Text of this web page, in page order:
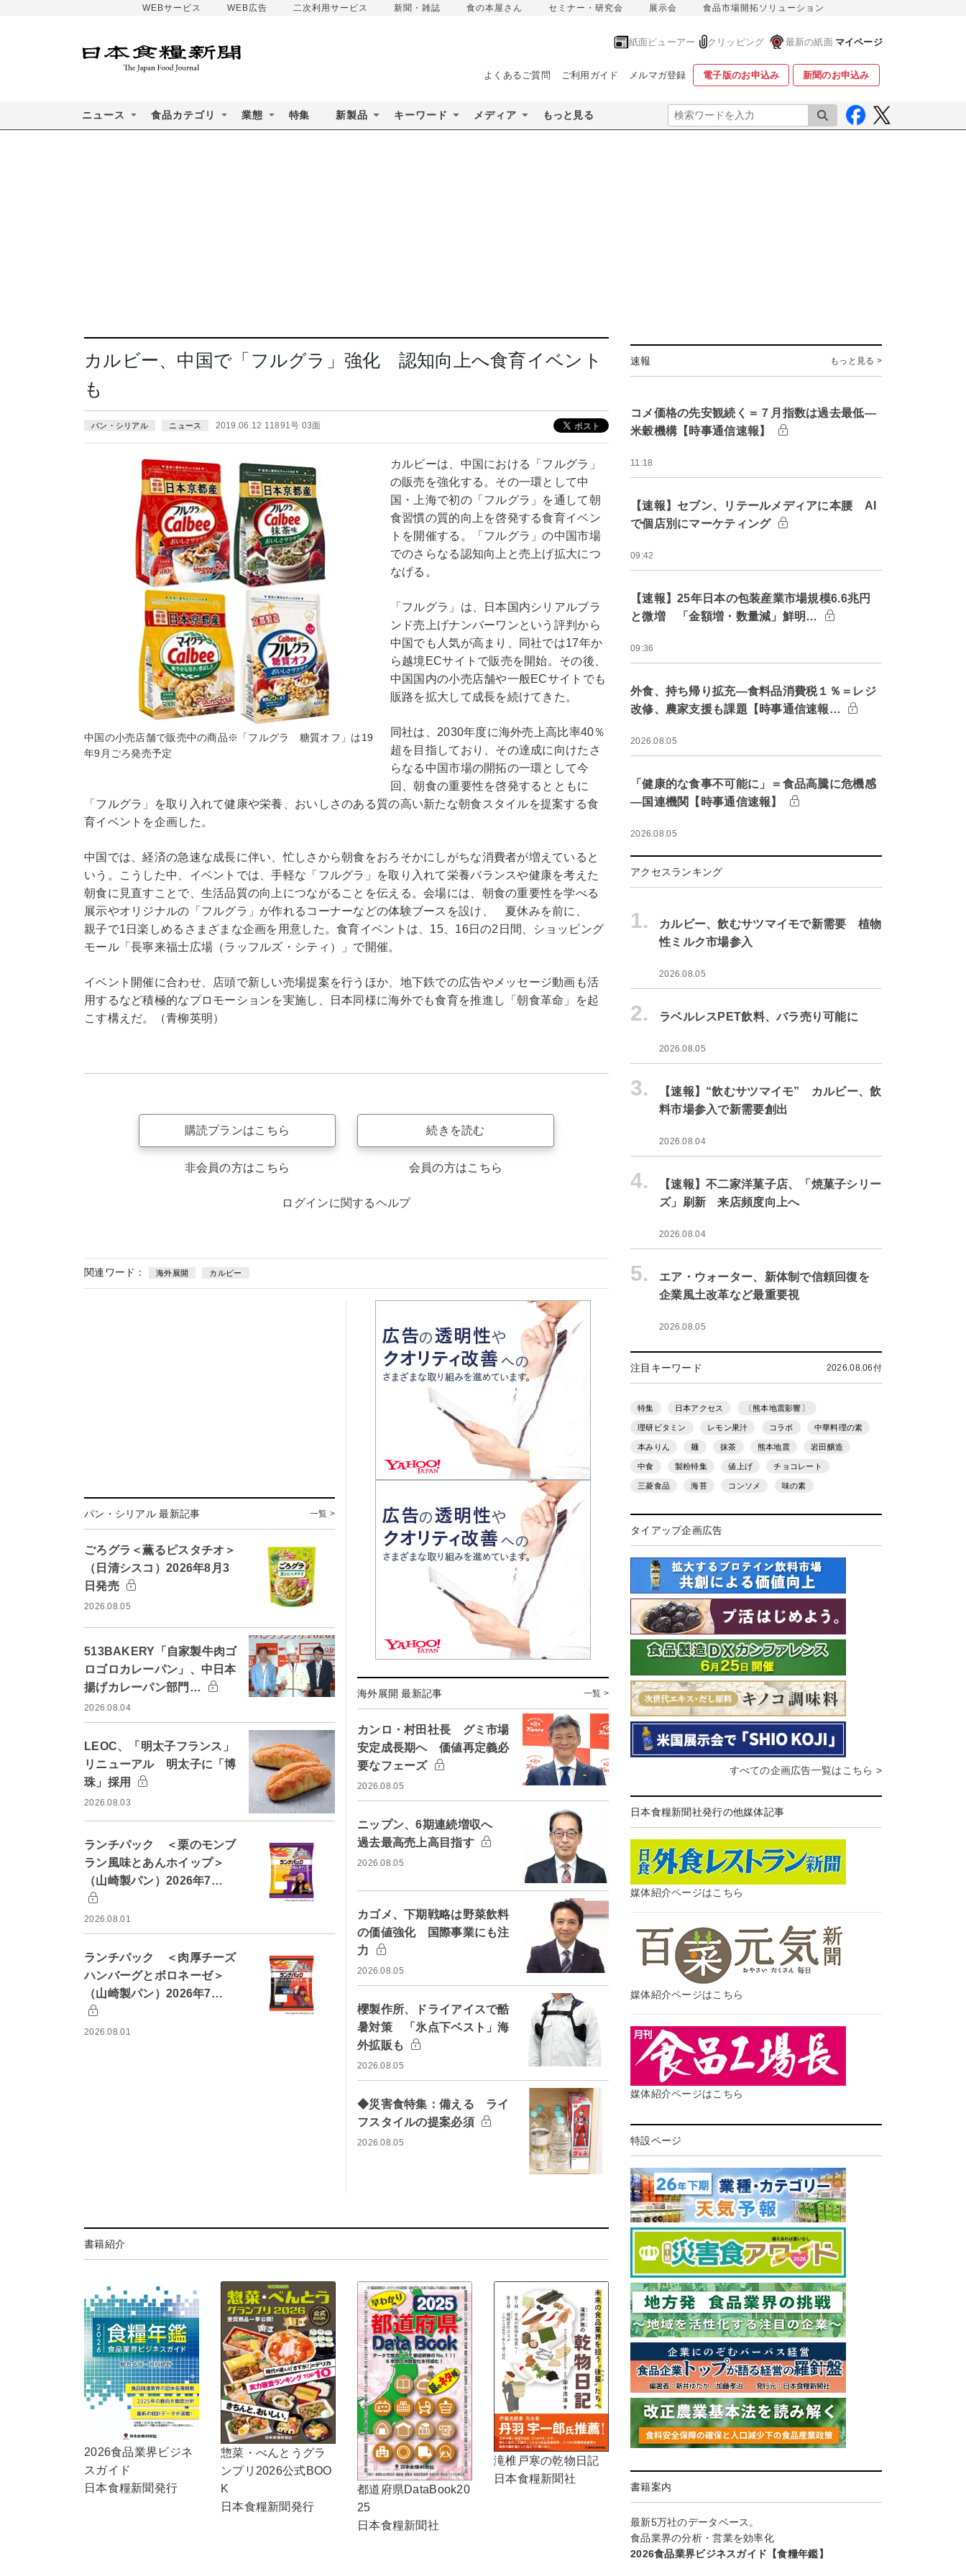
WEBサービス WEB広告 二次利用サービス 新聞・雑誌 食の本屋さん セミナー・研究会 展示会 食品市場開拓ソリューション
紙面ビューアー クリッピング 最新の紙面 マイページ
よくあるご質問 ご利用ガイド メルマガ登録 電子版のお申込み 新聞のお申込み
ニュース 食品カテゴリ 業態 特集 新製品 キーワード メディア もっと見る 検索
カルビー、中国で「フルグラ」強化 認知向上へ食育イベント
も
パン・シリアル ニュース 2019.06.12 11891号 03面
中国の小売店舗で販売中の商品※「フルグラ 糖質オフ」は19
年9月ごろ発売予定
カルビーは、中国における「フルグラ」
の販売を強化する。その一環として中
国・上海で初の「フルグラ」を通して朝
食習慣の質的向上を啓発する食育イベン
トを開催する。「フルグラ」の中国市場
でのさらなる認知向上と売上げ拡大につ
なげる。
「フルグラ」は、日本国内シリアルブラ
ンド売上げナンバーワンという評判から
中国でも人気が高まり、同社では17年か
ら越境ECサイトで販売を開始。その後、
中国国内の小売店舗や一般ECサイトでも
販路を拡大して成長を続けてきた。
同社は、2030年度に海外売上高比率40％
超を目指しており、その達成に向けたさ
らなる中国市場の開拓の一環として今
回、朝食の重要性を啓発するとともに
「フルグラ」を取り入れて健康や栄養、おいしさのある質の高い新たな朝食スタイルを提案する食
育イベントを企画した。
中国では、経済の急速な成長に伴い、忙しさから朝食をおろそかにしがちな消費者が増えていると
いう。こうした中、イベントでは、手軽な「フルグラ」を取り入れて栄養バランスや健康を考えた
朝食に見直すことで、生活品質の向上につながることを伝える。会場には、朝食の重要性を学べる
展示やオリジナルの「フルグラ」が作れるコーナーなどの体験ブースを設け、 夏休みを前に、
親子で1日楽しめるさまざまな企画を用意した。食育イベントは、15、16日の2日間、ショッピング
モール「長寧来福士広場（ラッフルズ・シティ）」で開催。
イベント開催に合わせ、店頭で新しい売場提案を行うほか、地下鉄での広告やメッセージ動画も活
用するなど積極的なプロモーションを実施し、日本同様に海外でも食育を推進し「朝食革命」を起
こす構えだ。（青柳英明）
購読プランはこちら
非会員の方はこちら
続きを読む
会員の方はこちら
ログインに関するヘルプ
関連ワード： 海外展開 カルビー
パン・シリアル 最新記事 一覧 >
ごろグラ＜薫るピスタチオ＞
（日清シスコ）2026年8月3
日発売
2026.08.05
513BAKERY「自家製牛肉ゴ
ロゴロカレーパン」、中日本
揚げカレーパン部門…
2026.08.04
LEOC、「明太子フランス」
リニューアル 明太子に「博
珠」採用
2026.08.03
ランチパック ＜栗のモンブ
ラン風味とあんホイップ＞
（山崎製パン）2026年7…
2026.08.01
ランチパック ＜肉厚チーズ
ハンバーグとボロネーゼ＞
（山崎製パン）2026年7…
2026.08.01
海外展開 最新記事 一覧 >
カンロ・村田社長 グミ市場
安定成長期へ 価値再定義必
要なフェーズ
2026.08.05
ニップン、6期連続増収へ
過去最高売上高目指す
2026.08.05
カゴメ、下期戦略は野菜飲料
の価値強化 国際事業にも注
力
2026.08.05
櫻製作所、ドライアイスで酷
暑対策 「氷点下ベスト」海
外拡販も
2026.08.05
◆災害食特集：備える ライ
フスタイルの提案必須
2026.08.05
書籍紹介
2026食品業界ビジネ
スガイド
日本食糧新聞発行
惣菜・べんとうグラ
ンプリ2026公式BOO
K
日本食糧新聞発行
都道府県DataBook20
25
日本食糧新聞社
滝椎戸寒の乾物日記
日本食糧新聞社
速報 もっと見る >
コメ価格の先安観続く＝７月指数は過去最低―
米穀機構【時事通信速報】
11:18
【速報】セブン、リテールメディアに本腰 AI
で個店別にマーケティング
09:42
【速報】25年日本の包装産業市場規模6.6兆円
と微増 「金額増・数量減」鮮明…
09:36
外食、持ち帰り拡充―食料品消費税１％＝レジ
改修、農家支援も課題【時事通信速報…
2026.08.05
「健康的な食事不可能に」＝食品高騰に危機感
―国連機関【時事通信速報】
2026.08.05
アクセスランキング
1.
カルビー、飲むサツマイモで新需要 植物
性ミルク市場参入
2026.08.05
2. ラベルレスPET飲料、バラ売り可能に
2026.08.05
3.
【速報】“飲むサツマイモ” カルビー、飲
料市場参入で新需要創出
2026.08.04
4.
【速報】不二家洋菓子店、「焼菓子シリー
ズ」刷新 来店頻度向上へ
2026.08.04
5.
エア・ウォーター、新体制で信頼回復を
企業風土改革など最重要視
2026.08.05
注目キーワード 2026.08.06付
特集 日本アクセス 〔熊本地震影響〕
理研ビタミン レモン果汁 コラボ 中華料理の素
本みりん 麺 抹茶 熊本地震 岩田醸造
中食 製粉特集 値上げ チョコレート
三菱食品 海苔 コンソメ 味の素
タイアップ企画広告
すべての企画広告一覧はこちら >
日本食糧新聞社発行の他媒体記事
媒体紹介ページはこちら
媒体紹介ページはこちら
媒体紹介ページはこちら
特設ページ
書籍案内
最新5万社のデータベース。
食品業界の分析・営業を効率化
2026食品業界ビジネスガイド【食糧年鑑】